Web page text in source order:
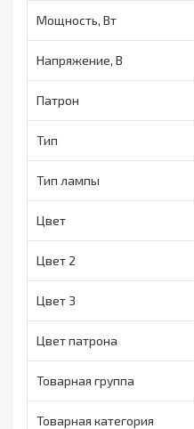
Мощность, Вт
Напряжение, В
Патрон
Тип
Тип лампы
Цвет
Цвет 2
Цвет 3
Цвет патрона
Товарная группа
Товарная категория